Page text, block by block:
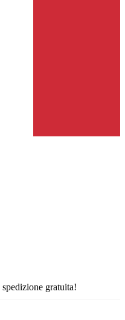
spedizione gratuita!